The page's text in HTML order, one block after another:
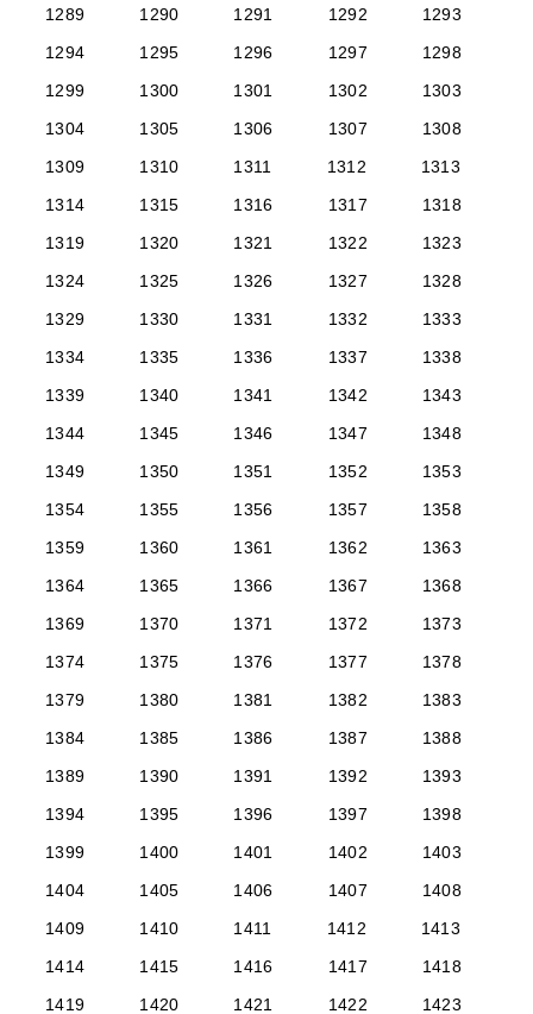
1289
1290 1291 1292
1293
1294
1295 1296 1297
1298
1299
1300 1301 1302
1303
1304
1305 1306 1307
1308
1309
1310 1311 1312
1313
1314
1315 1316 1317
1318
1319
1320 1321 1322
1323
1324
1325 1326 1327
1328
1329
1330 1331 1332
1333
1334
1335 1336 1337
1338
1339
1340 1341 1342
1343
1344
1345 1346 1347
1348
1349
1350 1351 1352
1353
1354
1355 1356 1357
1358
1359
1360 1361 1362
1363
1364
1365 1366 1367
1368
1369
1370 1371 1372
1373
1374
1375 1376 1377
1378
1379
1380 1381 1382
1383
1384
1385 1386 1387
1388
1389
1390 1391 1392
1393
1394
1395 1396 1397
1398
1399
1400 1401 1402
1403
1404
1405 1406 1407
1408
1409
1410 1411 1412
1413
1414
1415 1416 1417
1418
1419
1420 1421 1422 1423